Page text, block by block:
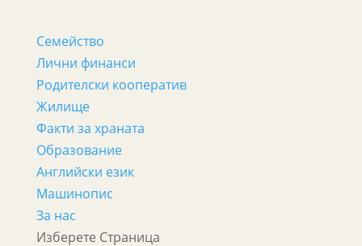
Семейство
Лични финанси
Родителски кооператив
Жилище
Факти за храната
Образование
Английски език
Машинопис
За нас
Изберете Страница